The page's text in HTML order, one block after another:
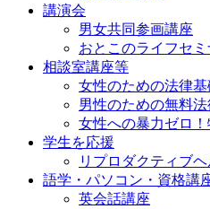
講演会
男女共同参画講座
おとこのライフセミ
相談室講座等
女性のための法律基
男性のための無料
女性への暴力ゼロ
学生を応援
リプロダクティブ
語学・パソコン・資格講
英会話講座